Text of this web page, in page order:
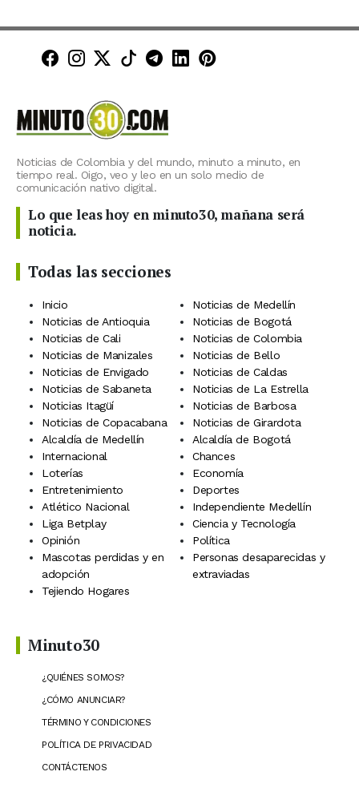
Minuto30 en Facebook
Minuto30 en Instagram
Minuto30 en X (Twitter)
Minuto30 en TikTok
Canal de Minuto30 en
Minuto30 en LinkedIn
Minuto30 en
Noticias de Colombia y del mundo, minuto a minuto, en
tiempo real. Oigo, veo y leo en un solo medio de
comunicación nativo digital.
Lo que leas hoy en minuto30, mañana será
noticia.
Todas las secciones
Inicio
Noticias de Medellín
Noticias de Antioquia
Noticias de Bogotá
Noticias de Cali
Noticias de Colombia
Noticias de Manizales
Noticias de Bello
Noticias de Envigado
Noticias de Caldas
Noticias de Sabaneta
Noticias de La Estrella
Noticias Itagüí
Noticias de Barbosa
Noticias de Copacabana
Noticias de Girardota
Alcaldía de Medellín
Alcaldía de Bogotá
Internacional
Chances
Loterías
Economía
Entretenimiento
Deportes
Atlético Nacional
Independiente Medellín
Liga Betplay
Ciencia y Tecnología
Opinión
Política
Mascotas perdidas y en
adopción
Personas desaparecidas y
extraviadas
Tejiendo Hogares
Minuto30
¿QUIÉNES SOMOS?
¿CÓMO ANUNCIAR?
TÉRMINO Y CONDICIONES
POLÍTICA DE PRIVACIDAD
CONTÁCTENOS